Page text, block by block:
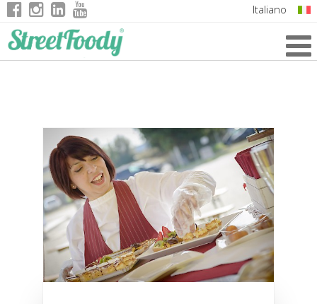
Italiano